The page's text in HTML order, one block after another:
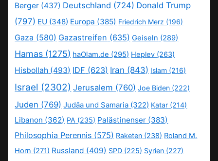
Berger (437) Deutschland (724) Donald Trump
(797) EU (348) Europa (385) Friedrich Merz (196)
Gaza (580) Gazastreifen (635) Geiseln (289)
Hamas (1275) haOlam.de (295) Heplev (263)
Hisbollah (493) IDF (623) Iran (843) Islam (216)
Israel (2302) Jerusalem (760) Joe Biden (222)
Juden (769) Judäa und Samaria (322) Katar (214)
Libanon (362) PA (235) Palästinenser (383)
Philosophia Perennis (575) Raketen (238) Roland M.
Horn (271) Russland (409) SPD (225) Syrien (227)